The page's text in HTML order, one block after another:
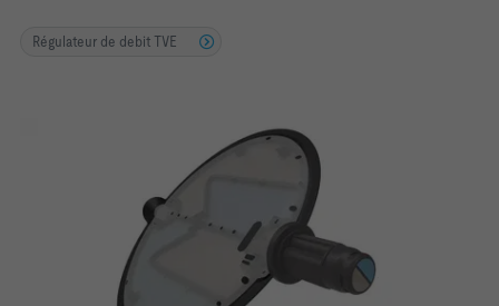
Régulateur de debit TVE